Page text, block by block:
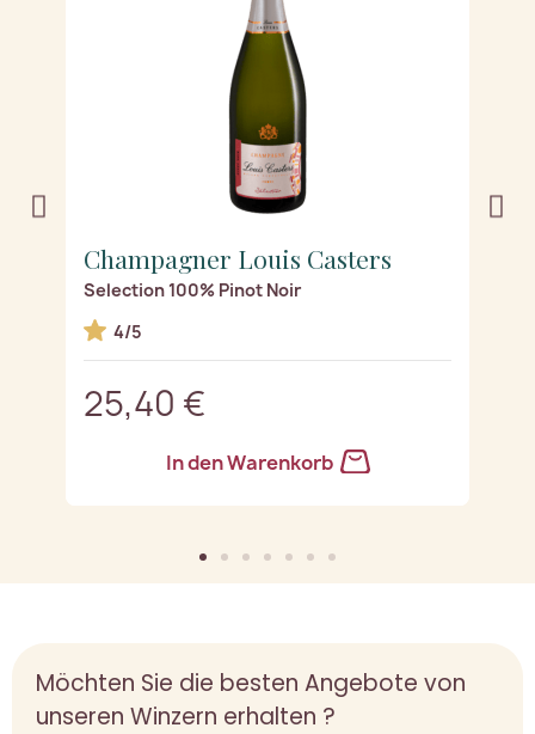
Champagner Louis Casters
Selection 100% Pinot Noir
4/5
25,40 €
In den Warenkorb
Möchten Sie die besten Angebote von
unseren Winzern erhalten ?